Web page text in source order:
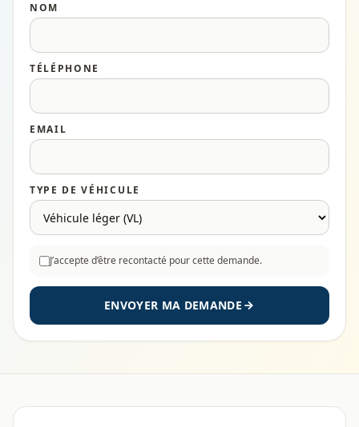
NOM
TÉLÉPHONE
EMAIL
TYPE DE VÉHICULE
J’accepte d’être recontacté pour cette demande.
ENVOYER MA DEMANDE